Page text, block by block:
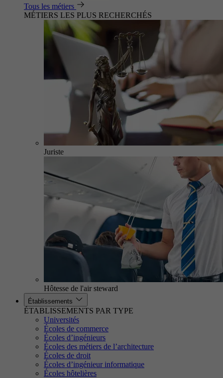
Tous les métiers
MÉTIERS LES PLUS RECHERCHÉS
Juriste
Hôtesse de l'air steward
Établissements
ÉTABLISSEMENTS PAR TYPE
Universités
Écoles de commerce
Écoles d’ingénieurs
Écoles des métiers de l’architecture
Écoles de droit
Écoles d’ingénieur informatique
Écoles hôtelières